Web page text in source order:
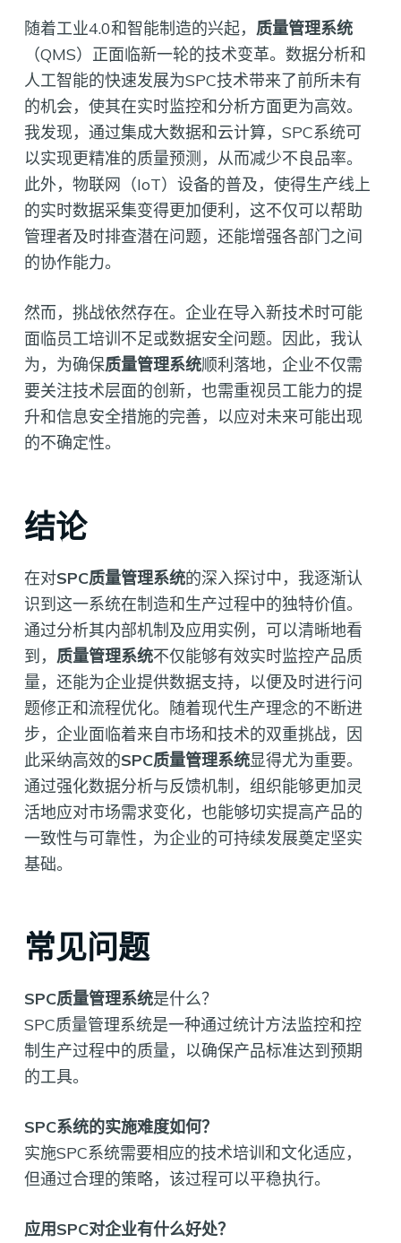
随着工业4.0和智能制造的兴起， 质量管理系统
（QMS）正面临新一轮的技术变革。数据分析和
人工智能的快速发展为SPC技术带来了前所未有
的机会，使其在实时监控和分析方面更为高效。
我发现，通过集成大数据和云计算，SPC系统可
以实现更精准的质量预测，从而减少不良品率。
此外，物联网（IoT）设备的普及，使得生产线上
的实时数据采集变得更加便利，这不仅可以帮助
管理者及时排查潜在问题，还能增强各部门之间
的协作能力。
然而，挑战依然存在。企业在导入新技术时可能
面临员工培训不足或数据安全问题。因此，我认
为，为确保质量管理系统顺利落地，企业不仅需
要关注技术层面的创新，也需重视员工能力的提
升和信息安全措施的完善，以应对未来可能出现
的不确定性。
结论
在对SPC质量管理系统的深入探讨中，我逐渐认
识到这一系统在制造和生产过程中的独特价值。
通过分析其内部机制及应用实例，可以清晰地看
到， 质量管理系统不仅能够有效实时监控产品质
量，还能为企业提供数据支持，以便及时进行问
题修正和流程优化。随着现代生产理念的不断进
步，企业面临着来自市场和技术的双重挑战，因
此采纳高效的SPC质量管理系统显得尤为重要。
通过强化数据分析与反馈机制，组织能够更加灵
活地应对市场需求变化，也能够切实提高产品的
一致性与可靠性，为企业的可持续发展奠定坚实
基础。
常见问题
SPC质量管理系统是什么？
SPC质量管理系统是一种通过统计方法监控和控
制生产过程中的质量，以确保产品标准达到预期
的工具。
SPC系统的实施难度如何？
实施SPC系统需要相应的技术培训和文化适应，
但通过合理的策略，该过程可以平稳执行。
应用SPC对企业有什么好处？